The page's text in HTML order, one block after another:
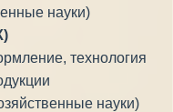
науки)
технология
науки)